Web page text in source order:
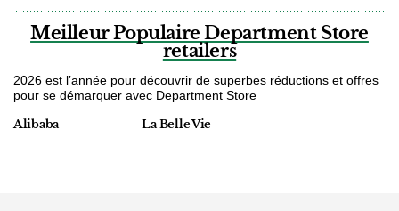
Meilleur Populaire Department Store
retailers
2026 est l’année pour découvrir de superbes réductions et offres
pour se démarquer avec Department Store
Alibaba La Belle Vie